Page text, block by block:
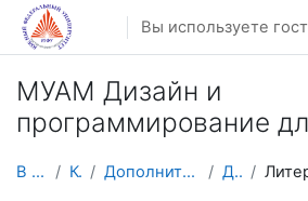
Перейти к основному содержанию
Вы используете
МУАМ Дизайн и
программирование
В начало Курсы Дополнительное образование ДиПВеб